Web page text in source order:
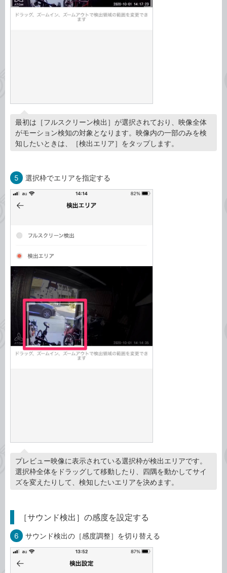
最初は［フルスクリーン検出］が選択されており、映像全体
がモーション検知の対象となります。映像内の一部のみを検
知したいときは、［検出エリア］をタップします。
5 選択枠でエリアを指定する
プレビュー映像に表示されている選択枠が検出エリアです。
選択枠全体をドラッグして移動したり、四隅を動かしてサイ
ズを変えたりして、検知したいエリアを決めます。
［サウンド検出］の感度を設定する
6 サウンド検出の［感度調整］を切り替える